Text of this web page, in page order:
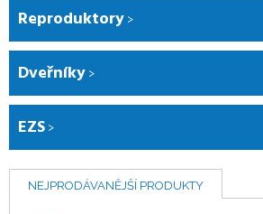
Reproduktory
Dveřníky
EZS
NEJPRODÁVANĚJŠÍ PRODUKTY